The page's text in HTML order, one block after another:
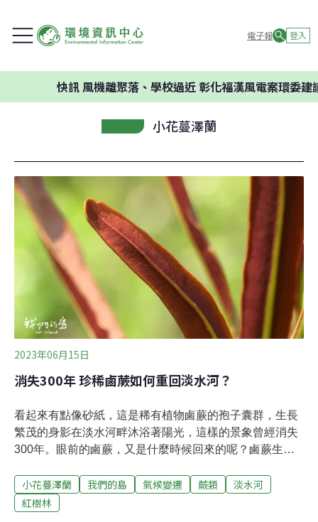
電子報 登入
風機離聚落、學校過近 彰化福漢風電案環委建議不應開
小花蔓澤蘭
2023年06月15日
消失300年 珍稀鹵蕨如何重回淡水河？
看起來有點像砂紙，這是稀有植物鹵蕨的孢子囊群，生長
繁茂的身影在淡水河畔沐浴著陽光，這樣的景象曾經消失
300年。眼前的鹵蕨，又是什麼時候回來的呢？鹵蕨生長
前，淡水河就有鹵蕨的紀錄，它們也分布在屏東佳樂水、
台東關山與花蓮羅山的泥火山環境。新生嫩芽像是小小的
小花蔓澤蘭 我們的島 氣候變遷 蕨類
淡水河
紅樹林